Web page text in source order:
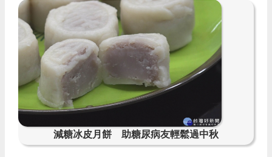
減糖冰皮月餅 助糖尿病友輕鬆過中秋